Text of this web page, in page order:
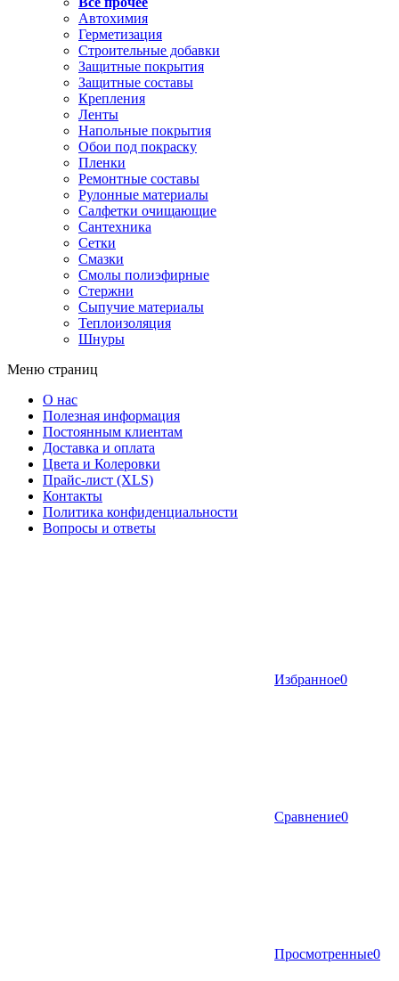
Автохимия
Герметизация
Строительные добавки
Защитные покрытия
Защитные составы
Крепления
Ленты
Напольные покрытия
Обои под покраску
Пленки
Ремонтные составы
Рулонные материалы
Салфетки очищающие
Сантехника
Сетки
Смазки
Смолы полиэфирные
Стержни
Сыпучие материалы
Теплоизоляция
Шнуры
Меню страниц
О нас
Полезная информация
Постоянным клиентам
Доставка и оплата
Цвета и Колеровки
Прайс-лист (XLS)
Контакты
Политика конфиденциальности
Вопросы и ответы
Избранное0
Сравнение0
Просмотренные0